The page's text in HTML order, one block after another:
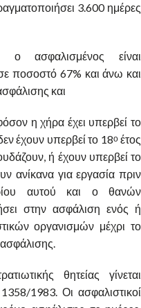
3.600 ημέρες
ασφαλισμένος είναι
ποσοστό 67% και άνω και
και
η χήρα έχει υπερβεί το
έχουν υπερβεί το 18οέτος
ή έχουν υπερβεί το
ανίκανα για εργασία πριν
αυτού και ο θανών
στην ασφάλιση ενός ή
οργανισμών μέχρι το
θητείας γίνεται
1983. Οι ασφαλιστικοί